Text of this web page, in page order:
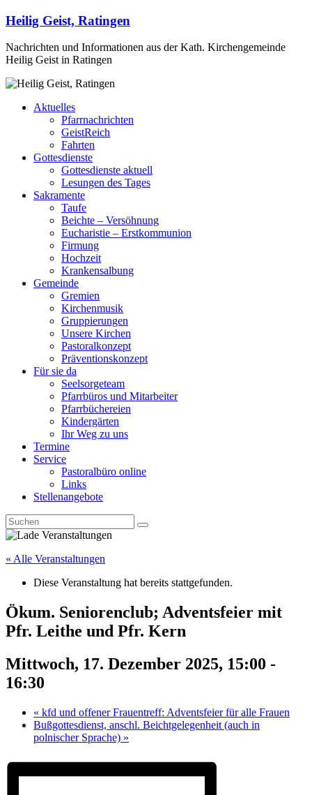
Heilig Geist, Ratingen
Nachrichten und Informationen aus der Kath. Kirchengemeinde
Heilig Geist in Ratingen
Aktuelles
Pfarrnachrichten
GeistReich
Fahrten
Gottesdienste
Gottesdienste aktuell
Lesungen des Tages
Sakramente
Taufe
Beichte – Versöhnung
Eucharistie – Erstkommunion
Firmung
Hochzeit
Krankensalbung
Gemeinde
Gremien
Kirchenmusik
Gruppierungen
Unsere Kirchen
Pastoralkonzept
Präventionskonzept
Für sie da
Seelsorgeteam
Pfarrbüros und Mitarbeiter
Pfarrbüchereien
Kindergärten
Ihr Weg zu uns
Termine
Service
Pastoralbüro online
Links
Stellenangebote
« Alle Veranstaltungen
Diese Veranstaltung hat bereits stattgefunden.
Ökum. Seniorenclub; Adventsfeier mit
Pfr. Leithe und Pfr. Kern
Mittwoch, 17. Dezember 2025, 15:00 -
16:30
« kfd und offener Frauentreff: Adventsfeier für alle Frauen
Bußgottesdienst, anschl. Beichtgelegenheit (auch in
polnischer Sprache) »